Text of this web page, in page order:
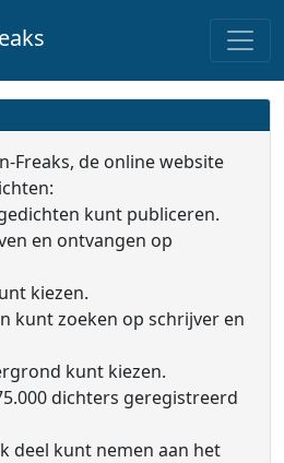
Freaks, de online website
kunt publiceren.
en ontvangen op
kiezen.
kunt zoeken op schrijver en
kunt kiezen.
dichters geregistreerd
deel kunt nemen aan het